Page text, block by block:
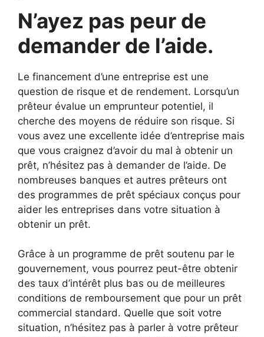
N’ayez pas peur de
demander de l’aide.
Le financement d’une entreprise est une
question de risque et de rendement. Lorsqu’un
prêteur évalue un emprunteur potentiel, il
cherche des moyens de réduire son risque. Si
vous avez une excellente idée d’entreprise mais
que vous craignez d’avoir du mal à obtenir un
prêt, n’hésitez pas à demander de l’aide. De
nombreuses banques et autres prêteurs ont
des programmes de prêt spéciaux conçus pour
aider les entreprises dans votre situation à
obtenir un prêt.
Grâce à un programme de prêt soutenu par le
gouvernement, vous pourrez peut-être obtenir
des taux d’intérêt plus bas ou de meilleures
conditions de remboursement que pour un prêt
commercial standard. Quelle que soit votre
situation, n’hésitez pas à parler à votre prêteur